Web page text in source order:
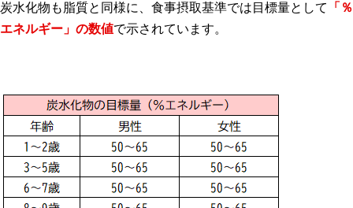
炭水化物も脂質と同様に、食事摂取基準では目標量として
「％
エネルギー」 の数値で示されています。